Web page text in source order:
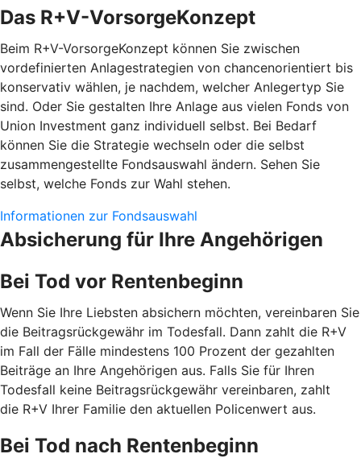
Das R+V-VorsorgeKonzept
Beim R+V-VorsorgeKonzept können Sie zwischen
vordefinierten Anlagestrategien von chancenorientiert bis
konservativ wählen, je nachdem, welcher Anlegertyp Sie
sind. Oder Sie gestalten Ihre Anlage aus vielen Fonds von
Union Investment ganz individuell selbst. Bei Bedarf
können Sie die Strategie wechseln oder die selbst
zusammengestellte Fondsauswahl ändern. Sehen Sie
selbst, welche Fonds zur Wahl stehen.
Informationen zur Fondsauswahl
Absicherung für Ihre Angehörigen
Bei Tod vor Rentenbeginn
Wenn Sie Ihre Liebsten absichern möchten, vereinbaren Sie
die Beitragsrückgewähr im Todesfall. Dann zahlt die R+V
im Fall der Fälle mindestens 100 Prozent der gezahlten
Beiträge an Ihre Angehörigen aus. Falls Sie für Ihren
Todesfall keine Beitragsrückgewähr vereinbaren, zahlt
die R+V Ihrer Familie den aktuellen Policenwert aus.
Bei Tod nach Rentenbeginn